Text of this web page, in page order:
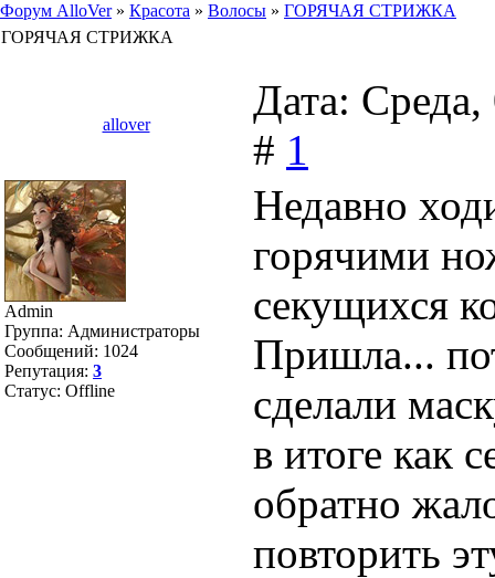
Форум AlloVer » Красота » Волосы » ГОРЯЧАЯ СТРИЖКА
ГОРЯЧАЯ СТРИЖКА
allover
Дата:
# 1
Admin
Группа: Администраторы
Сообщений: 1024
Репутация: 3
Статус: Offline
Недавно
горячими
секущихся
Пришла...
сделали
в итоге как
обратно
повторить